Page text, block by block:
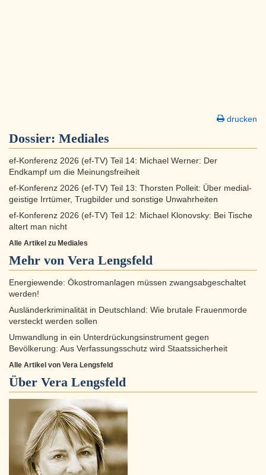
drucken
Dossier: Mediales
ef-Konferenz 2026 (ef-TV) Teil 14: Michael Werner: Der
Endkampf um die Meinungsfreiheit
ef-Konferenz 2026 (ef-TV) Teil 13: Thorsten Polleit: Über medial-
geistige Irrtümer, Trugbilder und sonstige Unwahrheiten
ef-Konferenz 2026 (ef-TV) Teil 12: Michael Klonovsky: Bei Tische
altert man nicht
Alle Artikel zu Mediales
Mehr von Vera Lengsfeld
Energiewende: Ökostromanlagen müssen zwangsabgeschaltet
werden!
Ausländerkriminalität in Deutschland: Wie brutale Frauenmorde
versteckt werden sollen
Umwandlung in ein Unterdrückungsinstrument gegen
Bevölkerung: Aus Verfassungsschutz wird Staatssicherheit
Alle Artikel von Vera Lengsfeld
Über Vera Lengsfeld